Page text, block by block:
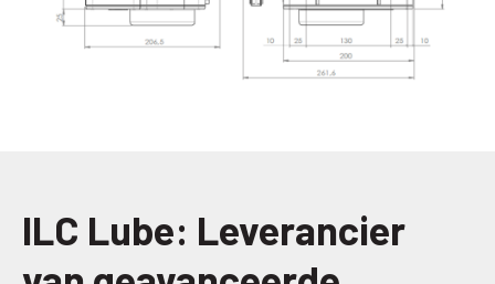
ILC Lube: Leverancier